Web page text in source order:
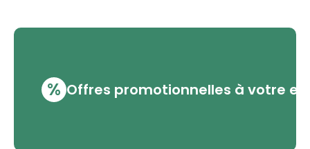
% Offres promotionnelles à votre